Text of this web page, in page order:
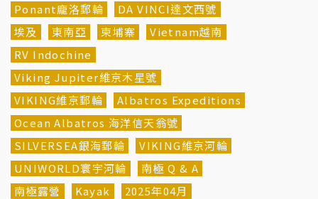
Ponant龐洛郵輪
DA VINCI達文西號
埃及
東南亞 柬埔寨
Vietnam越南
RV Indochine
Viking Jupiter維京木星號
VIKING維京郵輪
Albatros Expeditions
Ocean Albatros 海洋信天翁號
SILVERSEA銀海郵輪
VIKING維京河輪
UNIWORLD寰宇河輪
南極 Q & A
南極露營
Kayak
2025年04月